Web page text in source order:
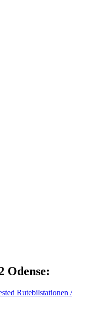
Odense:
Rutebilstationen /